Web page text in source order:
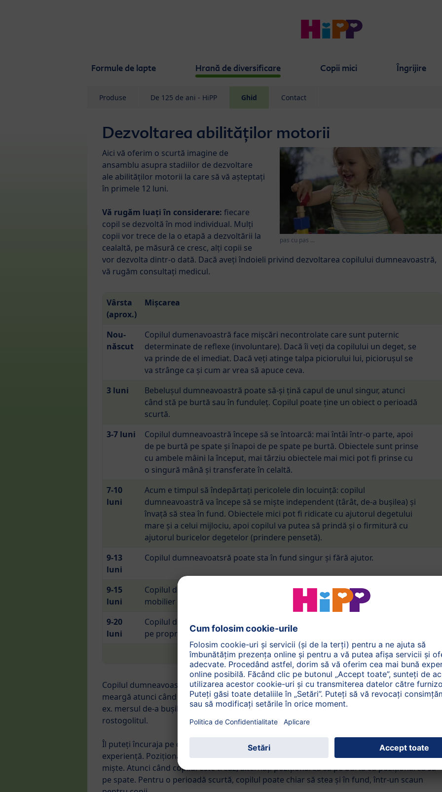
Formule de lapte Hrană de diversificare Copii mici Îngrijire
Produse De 125 de ani - HiPP Ghid Contact
Dezvoltarea abilităților motorii
pas cu pas ...
Aici vă oferim o scurtă imagine de
ansamblu asupra stadiilor de dezvoltare
ale abilităților motorii la care să vă așteptați
în primele 12 luni.
Vă rugăm luați în considerare: fiecare
copil se dezvoltă în mod individual. Mulți
copii vor trece de la o etapă a dezvoltării la
cealaltă, pe măsură ce cresc, alți copii se
vor dezvolta dintr-o dată. Dacă aveți îndoieli privind dezvoltarea copilului dumneavoastră,
vă rugăm consultați medicul.
Vârsta
(aprox.)
Mișcarea
Nou-
născut
Copilul dumenavoastră face mișcări necontrolate care sunt puternic
determinate de reflexe (involuntare). Dacă îi veți da copilului un deget, se
va prinde de el imediat. Dacă veți atinge talpa piciorului lui, piciorușul se
va strânge ca și cum ar vrea să apuce ceva.
3 luni
Bebelușul dumneavoastră poate să-și țină capul de unul singur, atunci
când stă pe burtă sau în funduleț. Copilul poate ține un obiect o perioadă
scurtă.
3-7 luni
Copilul dumneavoastră începe să se întoarcă: mai întâi într-o parte, apoi
de pe burtă pe spate și înapoi de pe spate pe burtă. Obiectele sunt prinse
cu ambele mâini la început, mai târziu obiectele mai mici pot fi prinse cu
o singură mână și transferate în celaltă.
7-10
luni
Acum e timpul să îndepărtați pericolele din locuință: copilul
dumneavoastră va începe să se miște independent (târât, de-a bușilea) și
învață să stea în fund. Obiectele mici pot fi ridicate cu ajutorul degetului
mare și a celui mijlociu, apoi copilul va putea să prindă și o firmitură cu
ajutorul buricelor degetelor (prindere pensetă).
9-13
luni
Copilul dumneavoatsră poate sta în fund singur și fără ajutor.
9-15
luni
Copilul dumneavoastră învață să se ridice cu ajutorul obiectelor de
mobilier și să se miște de-a lungul lor, ținându-se de acestea.
9-20
luni
Copilul dumneavoastră poate să meargă fără ajutor și descoperă lumea
pe propriile picioare.
Copilul dumneavoastră va învăța singur să meargă de-a bușilea, să stea în fund și să
meargă atunci când va fi pregătit. Unii copii pur și simplu sar peste o etapă a dezvoltării, de
ex. mersul de-a bușilea sau târâitul, alții își dezvoltă propriile metode de a se deplasa, de ex.
rostogolitul.
Îl puteți încuraja pe copilul dumneavoastră, oferindu-i posibilitatea de a exersa și a aduna
experiență. Poziționați păturica pentru copii pe podea, cât de des se poate, și lăsați-l să se
miște. Atunci când copilul este treaz, alternați poziționarea sa pe burtă cu poziționarea sa
pe spate. Pentru o perioadă scurtă, copilul poate chiar să stea și în fund, într-un scaun